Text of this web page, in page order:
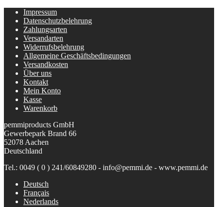
Impressum
Datenschutzbelehrung
Zahlungsarten
Versandarten
Widerrufsbelehrung
Allgemeine Geschäftsbedingungen
Versandkosten
Über uns
Kontakt
Mein Konto
Kasse
Warenkorb
pemmiproducts GmbH
Gewerbepark Brand 66
52078 Aachen
Deutschland
Tel.: 0049 ( 0 ) 241/60849280 - info@pemmi.de - www.pemmi.de
Deutsch
Français
Nederlands